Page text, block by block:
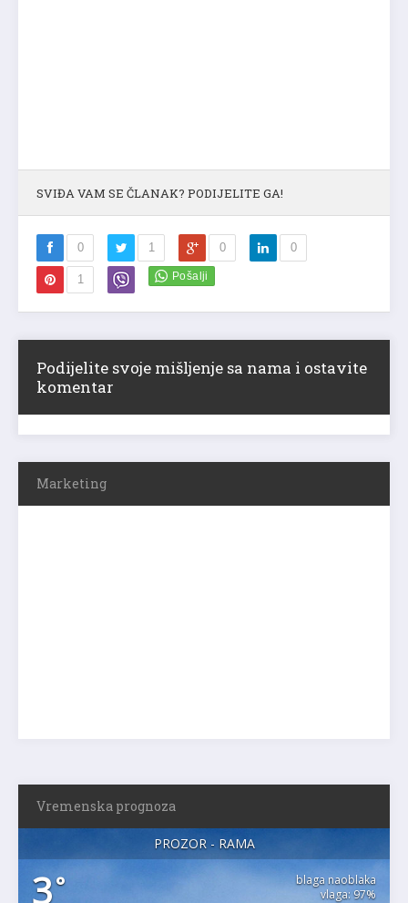
SVIĐA VAM SE ČLANAK? PODIJELITE GA!
0 1 0 0
1
Podijelite svoje mišljenje sa nama i ostavite
komentar
Marketing
Vremenska prognoza
PROZOR - RAMA
3°
blaga naoblaka
vlaga: 97%